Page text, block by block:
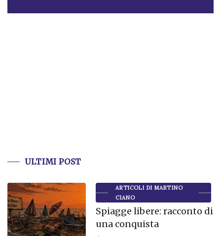
ULTIMI POST
ARTICOLI DI MARTINO
CIANO
Spiagge libere: racconto di
una conquista